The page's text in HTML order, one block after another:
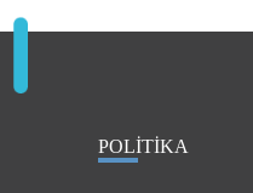
POLİTİKA